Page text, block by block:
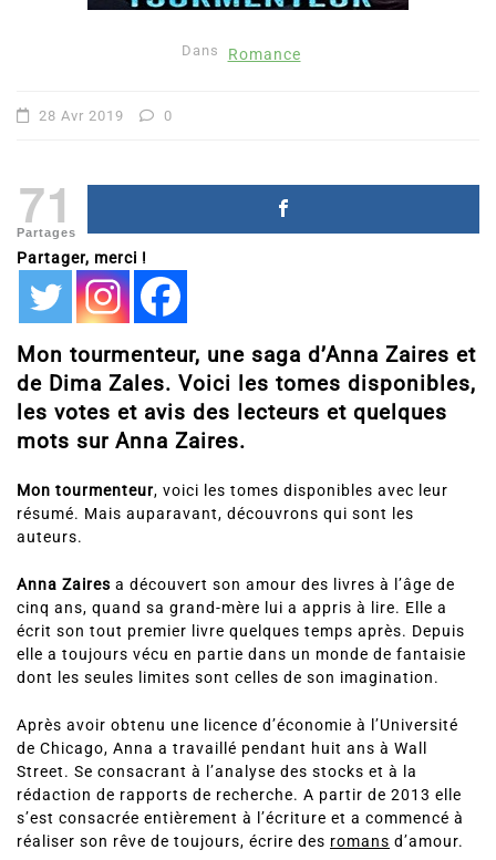
Dans Romance
28 Avr 2019 0
71
Partages
Partager, merci !
Mon tourmenteur, une saga d’Anna Zaires et
de Dima Zales. Voici les tomes disponibles,
les votes et avis des lecteurs et quelques
mots sur Anna Zaires.
Mon tourmenteur, voici les tomes disponibles avec leur
résumé. Mais auparavant, découvrons qui sont les
auteurs.
Anna Zaires a découvert son amour des livres à l’âge de
cinq ans, quand sa grand-mère lui a appris à lire. Elle a
écrit son tout premier livre quelques temps après. Depuis
elle a toujours vécu en partie dans un monde de fantaisie
dont les seules limites sont celles de son imagination.
Après avoir obtenu une licence d’économie à l’Université
de Chicago, Anna a travaillé pendant huit ans à Wall
Street. Se consacrant à l’analyse des stocks et à la
rédaction de rapports de recherche. A partir de 2013 elle
s’est consacrée entièrement à l’écriture et a commencé à
réaliser son rêve de toujours, écrire des romans d’amour.